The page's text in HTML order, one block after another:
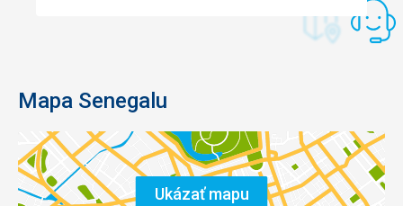
Mapa Senegalu
Ukázať mapu